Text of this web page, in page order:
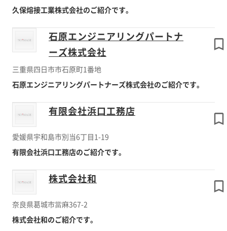
久保熔接工業株式会社のご紹介です。
石原エンジニアリングパートナ
ーズ株式会社
三重県四日市市石原町1番地
石原エンジニアリングパートナーズ株式会社のご紹介です。
有限会社浜口工務店
愛媛県宇和島市別当6丁目1-19
有限会社浜口工務店のご紹介です。
株式会社和
奈良県葛城市當麻367-2
株式会社和のご紹介です。